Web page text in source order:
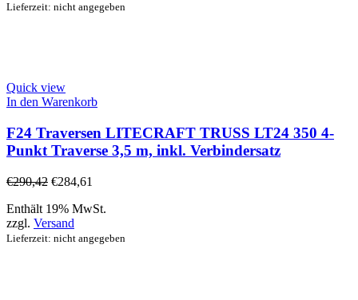
Lieferzeit: nicht angegeben
Quick view
In den Warenkorb
F24 Traversen LITECRAFT TRUSS LT24 350 4-
Punkt Traverse 3,5 m, inkl. Verbindersatz
€290,42 €284,61
Enthält 19% MwSt.
zzgl. Versand
Lieferzeit: nicht angegeben